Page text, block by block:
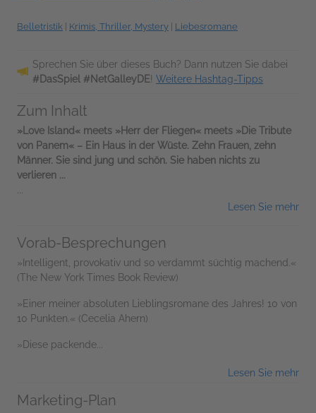
Belletristik | Krimis, Thriller, Mystery | Liebesromane
Sprechen Sie über dieses Buch? Dann nutzen Sie dabei
#DasSpiel #NetGalleyDE! Weitere Hashtag-Tipps
Zum Inhalt
»Love Island« meets »Herr der Fliegen« meets »Die Tribute
von Panem« – Ein Haus in der Wüste. Zehn Frauen, zehn
Männer. Sie sind jung und schön. Sie haben nichts zu
verlieren ...
Lesen Sie mehr
Vorab-Besprechungen
»Intelligent, provokativ und so verdammt süchtig machend.«
(The New York Times Book Review)
»Einer meiner absoluten Lieblingsromane des Jahres! 10 von
10 Punkten.« (Cecelia Ahern)
»Diese packende...
Lesen Sie mehr
Marketing-Plan